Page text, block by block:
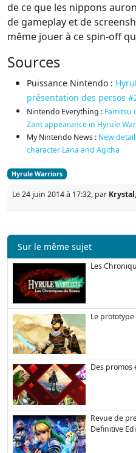
de ce que les nippons
de gameplay et de
même jouer à ce spin-off
Sources
Puissance Nintendo :
présentation des persos
Nintendo Everything : Famitsu
Zant appearance in Hyrule
My Nintendo News : New
character Lana and Agitha
Hyrule Warriors
Le 24 juin 2014 à 17:32, par
Sur le même sujet
Les
Le
Des promos
Revue de
Definitive